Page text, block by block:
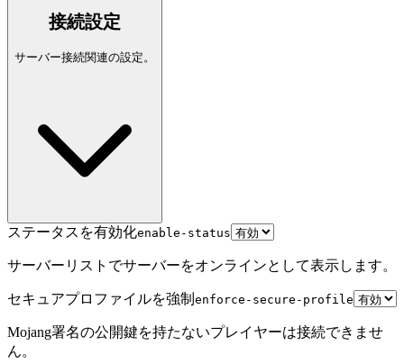
接続設定
サーバー接続関連の設定。
ステータスを有効化enable-status
サーバーリストでサーバーをオンラインとして表示します。
セキュアプロファイルを強制 enforce-secure-profile
Mojang署名の公開鍵を持たないプレイヤーは接続できませ
ん。